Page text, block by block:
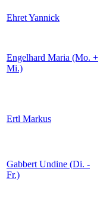
Ehret Yannick
Engelhard Maria (Mo. +
Mi.)
Ertl Markus
Gabbert Undine (Di. -
Fr.)